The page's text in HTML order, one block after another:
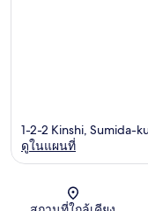
1-2-2 Kinshi, Sumida-
ดูในแผนที่